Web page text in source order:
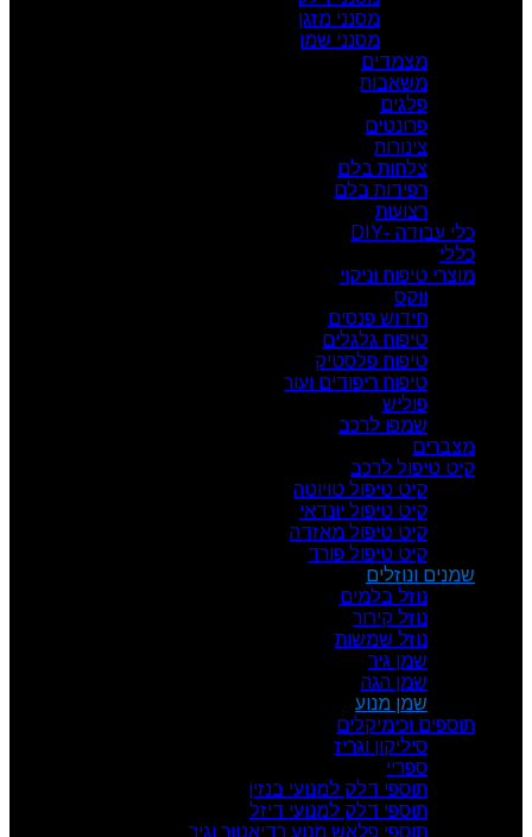
מסנני מזגן
מסנני שמן
מצמדים
משאבות
פלגים
פרונטים
צינורות
צלחות בלם
רפידות בלם
רצועות
כלי עבודה -DIY
כללי
מוצרי טיפוח וניקוי
ווקס
חידוש פנסים
טיפוח גלגלים
טיפוח פלסטיק
טיפוח ריפודים ועור
פוליש
שמפו לרכב
מצברים
קיט טיפול לרכב
קיט טיפול טויוטה
קיט טיפול יונדאי
קיט טיפול מאזדה
קיט טיפול פורד
שמנים ונוזלים
נוזל בלמים
נוזל קירור
נוזל שמשות
שמן גיר
שמן הגה
שמן מנוע
תוספים וכימיקלים
סיליקון וגריז
ספריי
תוספי דלק למנועי בנזין
תוספי דלק למנועי דיזל
תוספי פלאש מנוע רדיאטור וגיר